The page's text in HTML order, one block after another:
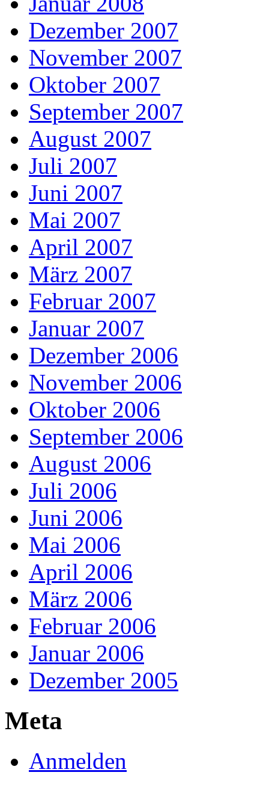
Dezember 2007
November 2007
Oktober 2007
September 2007
August 2007
Juli 2007
Juni 2007
Mai 2007
April 2007
März 2007
Februar 2007
Januar 2007
Dezember 2006
November 2006
Oktober 2006
September 2006
August 2006
Juli 2006
Juni 2006
Mai 2006
April 2006
März 2006
Februar 2006
Januar 2006
Dezember 2005
Meta
Anmelden